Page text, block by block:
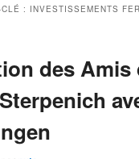
: INVESTISSEMENTS
des